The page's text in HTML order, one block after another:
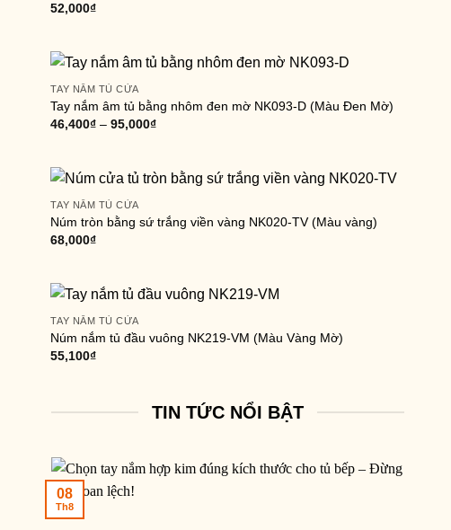
52,000₫
TAY NẮM TỦ CỬA
Tay nắm âm tủ bằng nhôm đen mờ NK093-D (Màu Đen Mờ)
46,400₫ –95,000₫
TAY NẮM TỦ CỬA
Núm tròn bằng sứ trắng viền vàng NK020-TV (Màu vàng)
68,000₫
TAY NẮM TỦ CỬA
Núm nắm tủ đầu vuông NK219-VM (Màu Vàng Mờ)
55,100₫
TIN TỨC NỔI BẬT
08
Th8